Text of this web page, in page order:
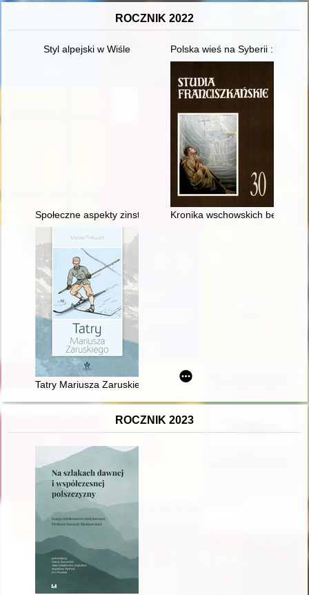
ROCZNIK 2022
Styl alpejski w Wiśle Polska wieś na Syberii :
Społeczne aspekty zinstytucjonalizowanej aktywności kobiet
Kronika wschowskich
Tatry Mariusza Zaruskiego
ROCZNIK 2023